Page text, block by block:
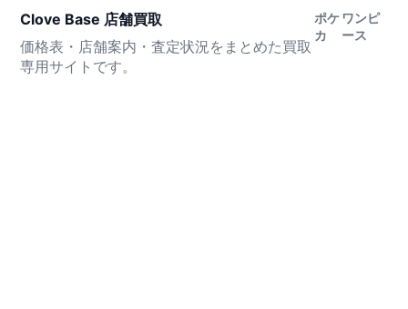
Clove Base 店舗買取
価格表・店舗案内・査定状況をまとめた買取
専用サイトです。
ポケ
カ
ワンピ
ース